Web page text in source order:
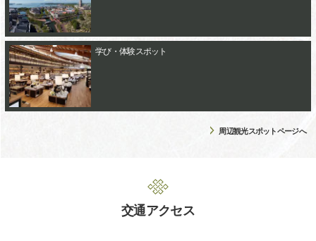
学び・体験スポット
周辺観光スポットページへ
交通アクセス